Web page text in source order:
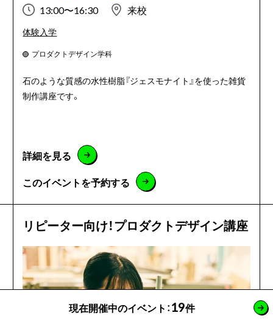
現在開催中のイベント：19件
13:00〜16:30
来校
体験入学
プロダクトデザイン学科
石のような質感の水性樹脂『ジェスモナイト』を使った雑貨
制作講座です。
詳細を見る
このイベントを予約する
リピーター向け！プロダクトデザイン講座